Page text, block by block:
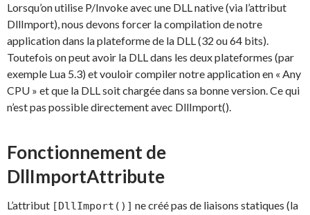
Lorsqu’on utilise P/Invoke avec une DLL native (via l’attribut
DllImport), nous devons forcer la compilation de notre
application dans la plateforme de la DLL (32 ou 64 bits).
Toutefois on peut avoir la DLL dans les deux plateformes (par
exemple Lua 5.3) et vouloir compiler notre application en « Any
CPU » et que la DLL soit chargée dans sa bonne version. Ce qui
n’est pas possible directement avec DllImport().
Fonctionnement de
DllImportAttribute
L’attribut [DllImport()] ne créé pas de liaisons statiques (la